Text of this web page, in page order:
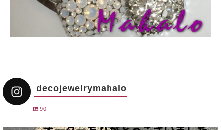
decojewelrymahalo
90